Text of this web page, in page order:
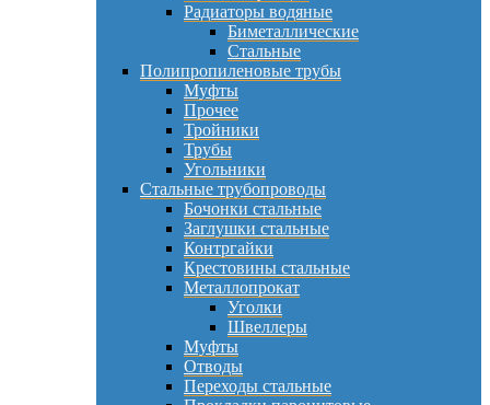
Радиаторы водяные
Биметаллические
Стальные
Полипропиленовые трубы
Муфты
Прочее
Тройники
Трубы
Угольники
Стальные трубопроводы
Бочонки стальные
Заглушки стальные
Контргайки
Крестовины стальные
Металлопрокат
Уголки
Швеллеры
Муфты
Отводы
Переходы стальные